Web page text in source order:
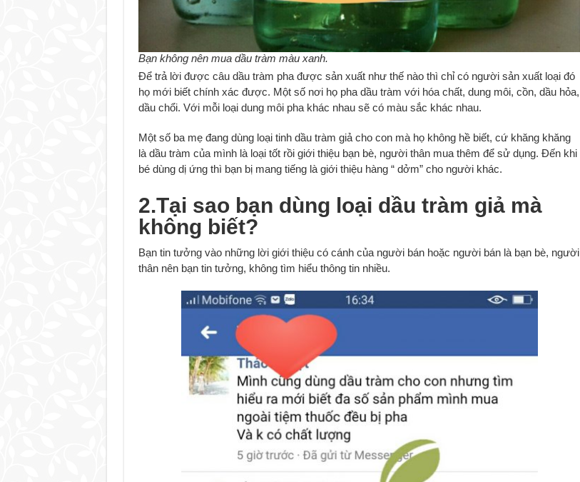
Bạn không nên mua dầu tràm màu xanh.
Để trả lời được câu dầu tràm pha được sản xuất như thế nào thì chỉ có người sản xuất loại đó
họ mới biết chính xác được. Một số nơi họ pha dầu tràm với hóa chất, dung môi, cồn, dầu hỏa,
dầu chổi. Với mỗi loại dung môi pha khác nhau sẽ có màu sắc khác nhau.
Một số ba mẹ đang dùng loại tinh dầu tràm giả cho con mà họ không hề biết, cứ khăng khăng
là dầu tràm của mình là loại tốt rồi giới thiệu bạn bè, người thân mua thêm để sử dụng. Đến khi
bé dùng dị ứng thì bạn bị mang tiếng là giới thiệu hàng “ dởm” cho người khác.
2.Tại sao bạn dùng loại dầu tràm giả mà
không biết?
Bạn tin tưởng vào những lời giới thiệu có cánh của người bán hoặc người bán là bạn bè, người
thân nên bạn tin tưởng, không tìm hiểu thông tin nhiều.